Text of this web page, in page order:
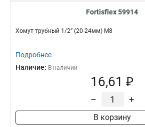
Fortisflex 59914
Хомут трубный 1/2” (20-24мм) М8
Подробнее
Наличие: В наличии
16,61 ₽
– +
В корзину